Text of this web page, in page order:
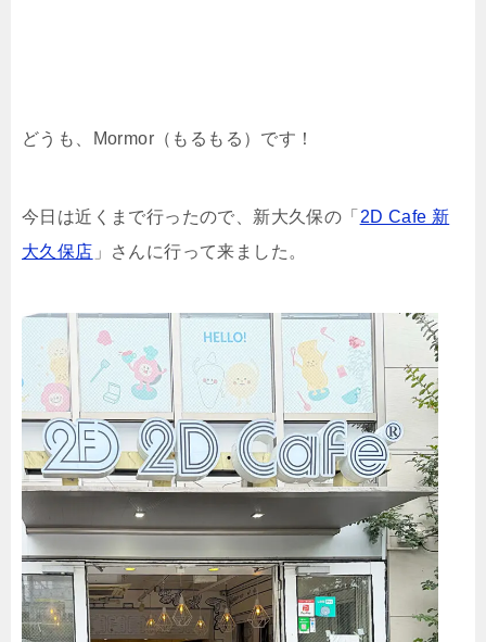
どうも、Mormor（もるもる）です！
今日は近くまで行ったので、新大久保の「 2D Cafe 新
大久保店 」さんに行って来ました。